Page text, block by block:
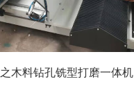
之木料钻孔铣型打磨一体机